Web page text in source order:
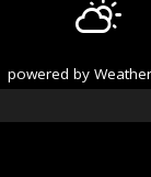
powered by